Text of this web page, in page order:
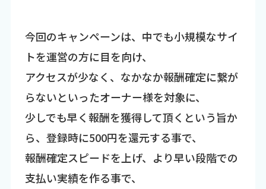
今回のキャンペーンは、中でも小規模なサイ
トを運営の方に目を向け、
アクセスが少なく、なかなか報酬確定に繋が
らないといったオーナー様を対象に、
少しでも早く報酬を獲得して頂くという旨か
ら、登録時に500円を還元する事で、
報酬確定スピードを上げ、より早い段階での
支払い実績を作る事で、